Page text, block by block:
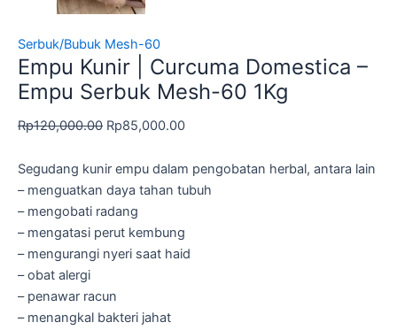
Serbuk/Bubuk Mesh-60
Empu Kunir | Curcuma Domestica –
Empu Serbuk Mesh-60 1Kg
Rp120,000.00 Rp85,000.00
Segudang kunir empu dalam pengobatan herbal, antara lain
– menguatkan daya tahan tubuh
– mengobati radang
– mengatasi perut kembung
– mengurangi nyeri saat haid
– obat alergi
– penawar racun
– menangkal bakteri jahat